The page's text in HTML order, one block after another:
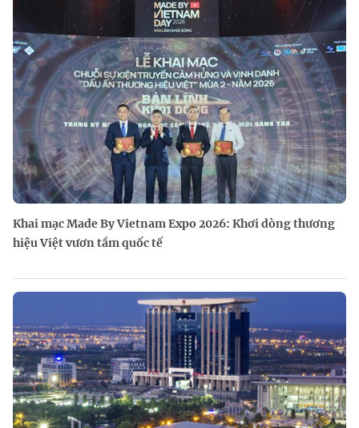
Khai mạc Made By Vietnam Expo 2026: Khơi dòng thương
hiệu Việt vươn tầm quốc tế